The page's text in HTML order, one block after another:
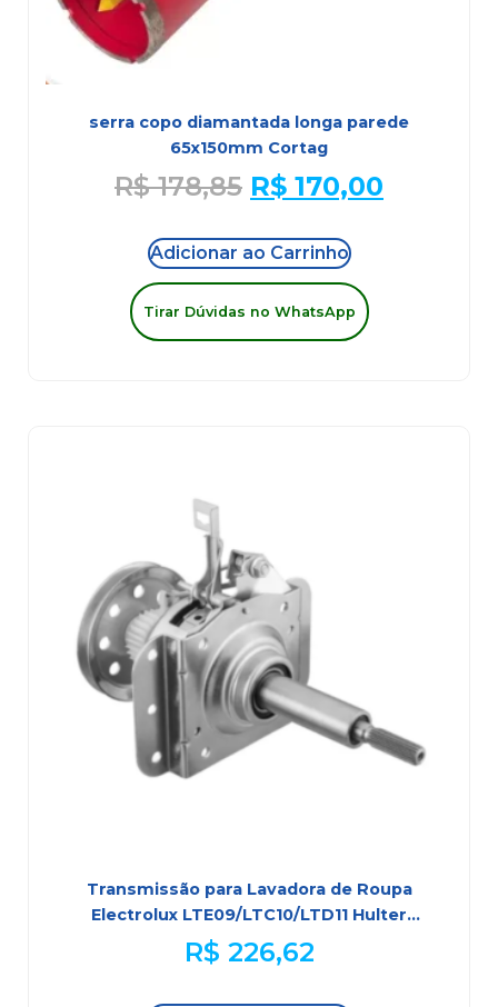
serra copo diamantada longa parede
65x150mm Cortag
R$178,85 R$ 170,00
Adicionar ao Carrinho
Tirar Dúvidas no WhatsApp
Transmissão para Lavadora de Roupa
Electrolux LTE09/LTC10/LTD11 Hulter
HT360017182P
R$ 226,62